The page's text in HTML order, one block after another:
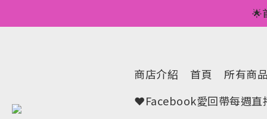
💥正價服裝滿🌟
💥正價服裝滿減
商店介紹 首頁
所有商
❤Facebook愛回帶每週